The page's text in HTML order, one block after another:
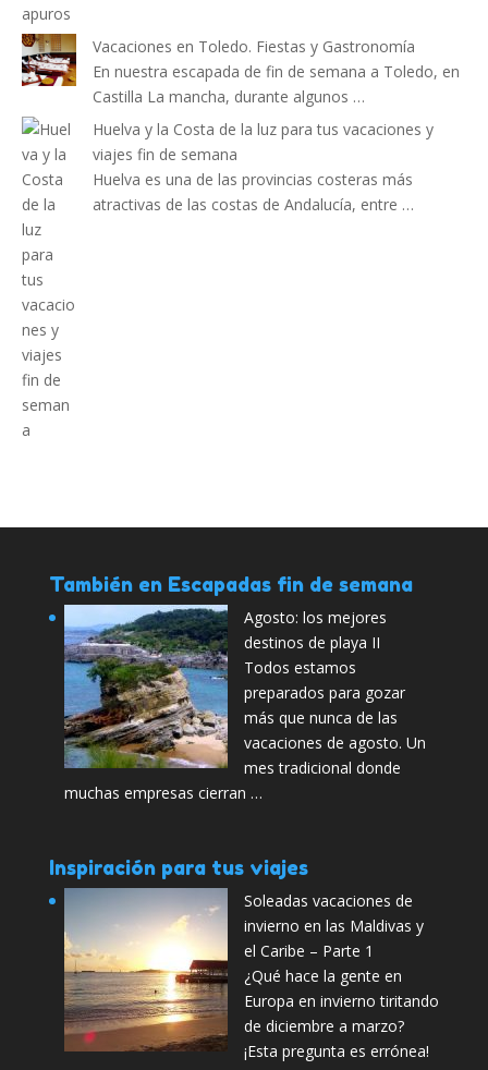
Vacaciones en Toledo. Fiestas y Gastronomía
En nuestra escapada de fin de semana a Toledo, en
Castilla La mancha, durante algunos …
Huelva y la Costa de la luz para tus vacaciones y
viajes fin de semana
Huelva es una de las provincias costeras más
atractivas de las costas de Andalucía, entre …
También en Escapadas fin de semana
Agosto: los mejores
destinos de playa II
Todos estamos
preparados para gozar
más que nunca de las
vacaciones de agosto. Un
mes tradicional donde
muchas empresas cierran …
Inspiración para tus viajes
Soleadas vacaciones de
invierno en las Maldivas y
el Caribe – Parte 1
¿Qué hace la gente en
Europa en invierno tiritando
de diciembre a marzo?
¡Esta pregunta es errónea!